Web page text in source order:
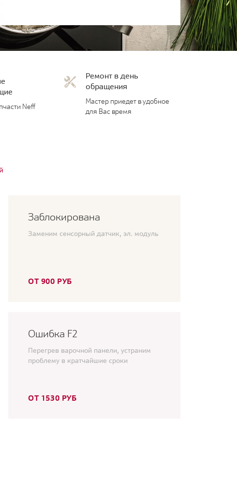
Neff
Ремонт в день
обращения
Мастер приедет в удобное
для Вас время
Заблокирована
Заменим сенсорный датчик, эл. модуль
ОТ 900 РУБ
Ошибка F2
Перегрев варочной панели, устраним
проблему в кратчайшие сроки
ОТ 1530 РУБ